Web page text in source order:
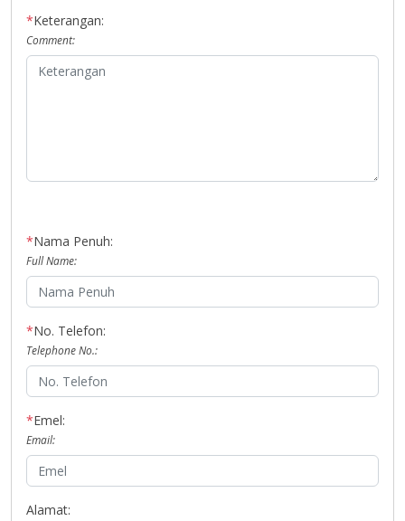
*Keterangan:
Comment:
*Nama Penuh:
Full Name:
*No. Telefon:
Telephone No.:
*Emel:
Email:
Alamat: